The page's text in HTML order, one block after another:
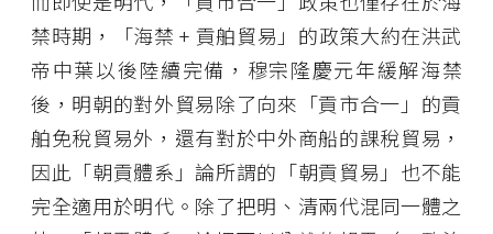
禁時期，「海禁 + 貢舶貿易」的政策大約在洪武
帝中葉以後陸續完備，穆宗隆慶元年緩解海禁
後，明朝的對外貿易除了向來「貢市合一」的貢
舶免稅貿易外，還有對於中外商船的課稅貿易，
因此「朝貢體系」論所謂的「朝貢貿易」也不能
完全適用於明代。除了把明、清兩代混同一體之